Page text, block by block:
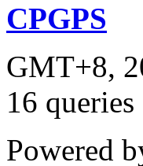
CPGPS
GMT+8,
16 queries
Powered